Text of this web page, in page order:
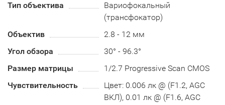
Тип объектива
Вариофокальный
(трансфокатор)
Объектив
2.8 - 12 мм
Угол обзора
30° - 96.3°
Размер матрицы
1/2.7 Progressive Scan CMOS
Чувствительность
Цвет: 0.006 лк @ (F1.2, AGC
ВКЛ), 0.01 лк @ (F1.6, AGC